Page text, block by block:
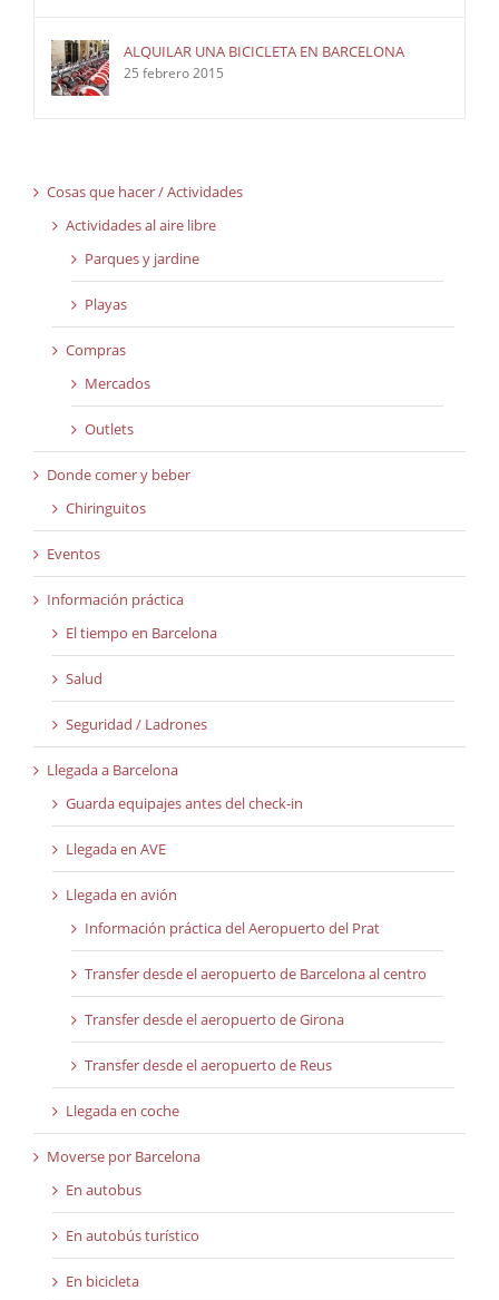
ALQUILAR UNA BICICLETA EN BARCELONA
25 febrero 2015
Cosas que hacer / Actividades
Actividades al aire libre
Parques y jardine
Playas
Compras
Mercados
Outlets
Donde comer y beber
Chiringuitos
Eventos
Información práctica
El tiempo en Barcelona
Salud
Seguridad / Ladrones
Llegada a Barcelona
Guarda equipajes antes del check-in
Llegada en AVE
Llegada en avión
Información práctica del Aeropuerto del Prat
Transfer desde el aeropuerto de Barcelona al centro
Transfer desde el aeropuerto de Girona
Transfer desde el aeropuerto de Reus
Llegada en coche
Moverse por Barcelona
En autobus
En autobús turístico
En bicicleta